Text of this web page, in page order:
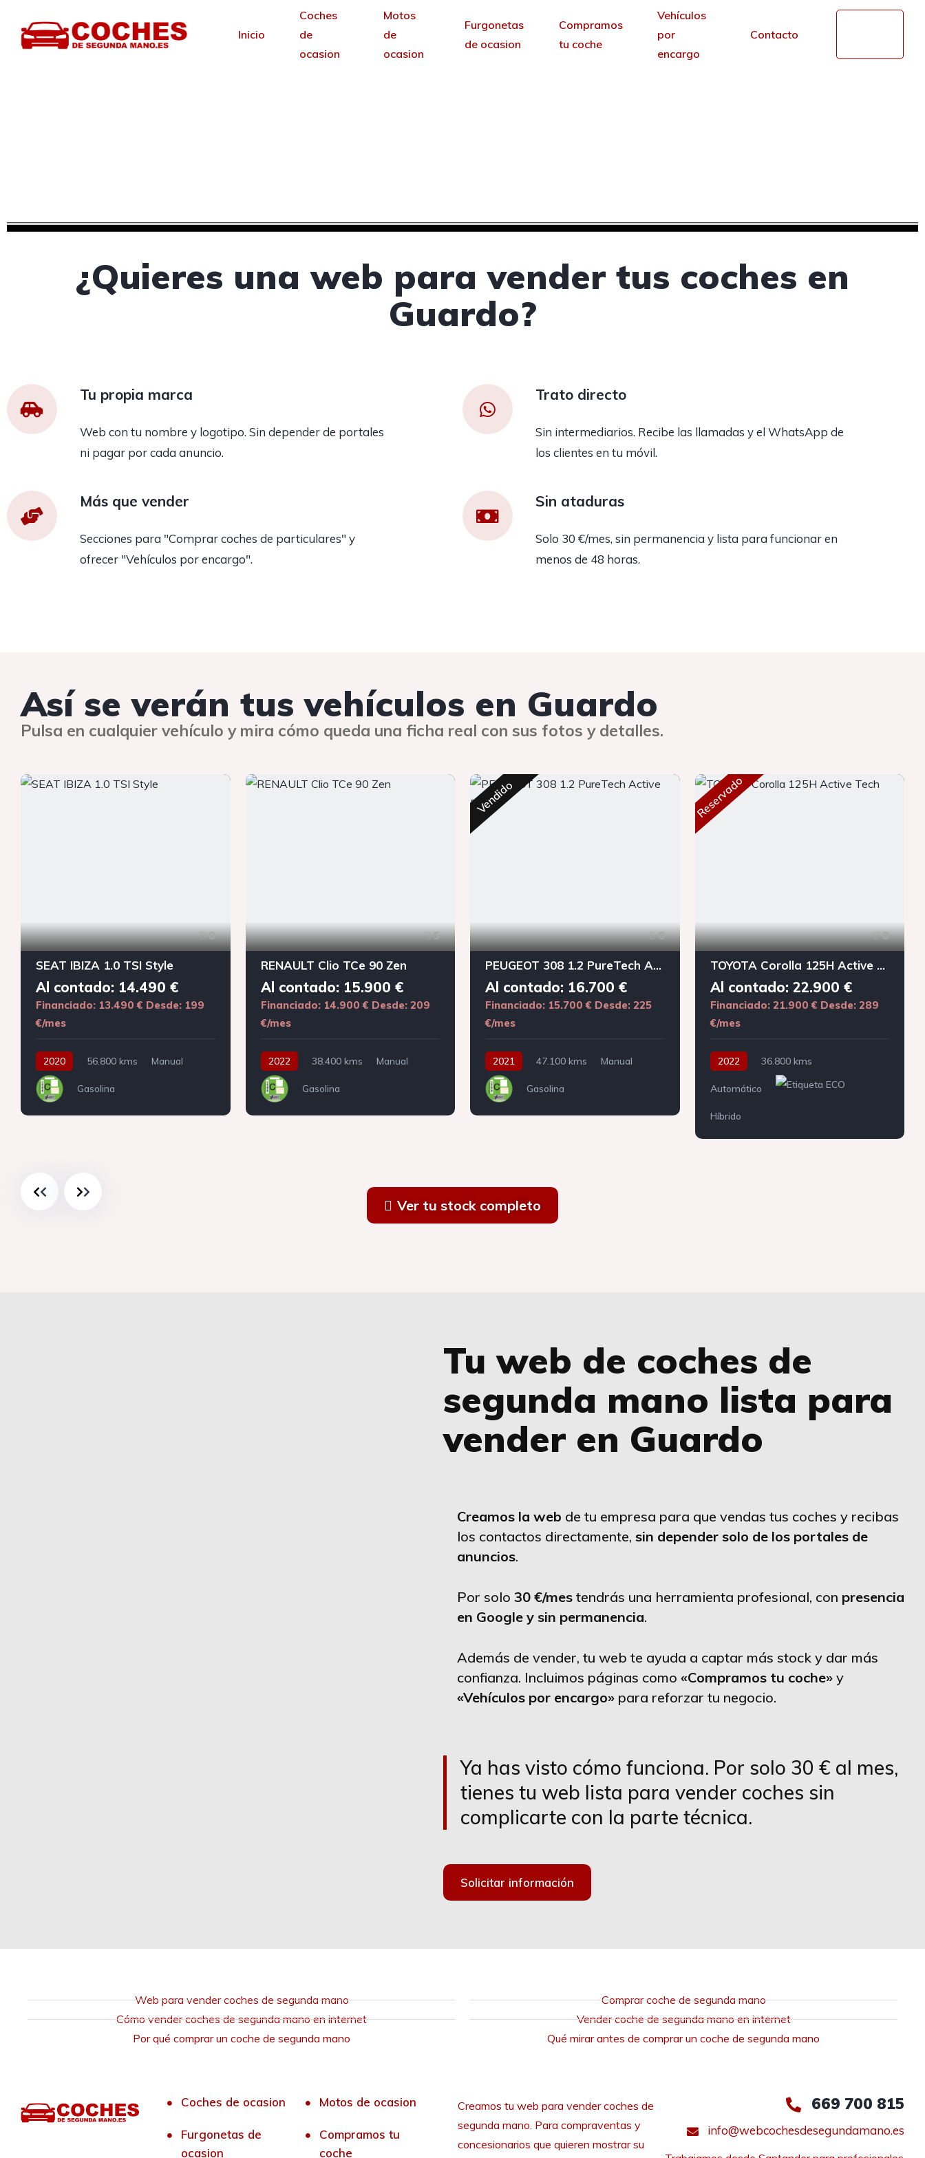
Inicio
Coches
de
ocasion
Motos
de
ocasion
Furgonetas
de ocasion
Compramos
tu coche
Vehículos
por
encargo
Contacto
¿Quieres una web para vender tus coches en
Guardo?
Tu propia marca
Web con tu nombre y logotipo. Sin depender de portales
ni pagar por cada anuncio.
Trato directo
Sin intermediarios. Recibe las llamadas y el WhatsApp de
los clientes en tu móvil.
Más que vender
Secciones para "Comprar coches de particulares" y
ofrecer "Vehículos por encargo".
Sin ataduras
Solo 30 €/mes, sin permanencia y lista para funcionar en
menos de 48 horas.
Así se verán tus vehículos en Guardo
Pulsa en cualquier vehículo y mira cómo queda una ficha real con sus fotos y detalles.
8
SEAT IBIZA 1.0 TSI Style
Al contado: 14.490 €
Financiado: 13.490 € Desde: 199
€/mes
2020 56.800 kms Manual
Gasolina
5
RENAULT Clio TCe 90 Zen
Al contado: 15.900 €
Financiado: 14.900 € Desde: 209
€/mes
2022 38.400 kms Manual
Gasolina
Vendido
8
PEUGEOT 308 1.2 PureTech Active Pack
Al contado: 16.700 €
Financiado: 15.700 € Desde: 225
€/mes
2021 47.100 kms Manual
Gasolina
Reservado
8
TOYOTA Corolla 125H Active Tech
Al contado: 22.900 €
Financiado: 21.900 € Desde: 289
€/mes
2022 36.800 kms
Automático
Híbrido
Ver tu stock completo
Tu web de coches de
segunda mano lista para
vender en Guardo
Creamos la web de tu empresa para que vendas tus coches y recibas
los contactos directamente,sin depender solo de los portales de
anuncios.
Por solo30 €/mes tendrás una herramienta profesional, con presencia
en Google y sin permanencia.
Además de vender, tu web te ayuda a captar más stock y dar más
confianza. Incluimos páginas como«Compramos tu coche» y
«Vehículos por encargo» para reforzar tu negocio.
Ya has visto cómo funciona. Por solo 30 € al mes,
tienes tu web lista para vender coches sin
complicarte con la parte técnica.
Solicitar información
Web para vender coches de segunda mano
Cómo vender coches de segunda mano en internet
Por qué comprar un coche de segunda mano
Comprar coche de segunda mano
Vender coche de segunda mano en internet
Qué mirar antes de comprar un coche de segunda mano
Coches de ocasion Motos de ocasion
Furgonetas de
ocasion
Compramos tu
coche
Creamos tu web para vender coches de
segunda mano. Para compraventas y
concesionarios que quieren mostrar su
669 700 815
info@webcochesdesegundamano.es